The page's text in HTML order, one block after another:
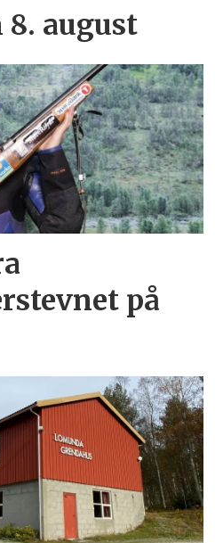
8. august
på